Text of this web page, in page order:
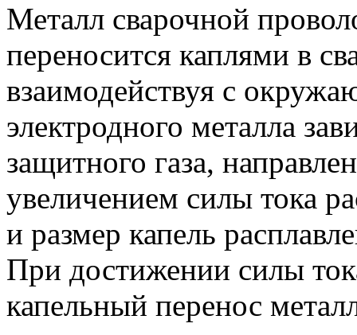
Металл сварочной
переносится каплями в
взаимодействуя с
электродного металла
защитного газа,
увеличением силы тока
и размер капель
При достижении силы
капельный перенос